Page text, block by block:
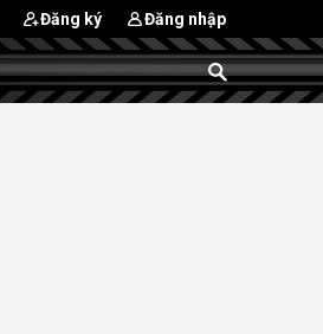
Đăng ký Đăng nhập